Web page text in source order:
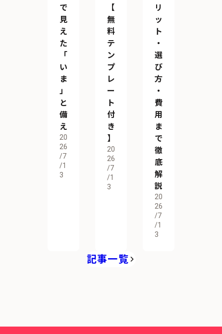
で
見
え
た
「
い
ま
」
と
備
え
20
26
/7
/1
3
【
無
料
テ
ン
プ
レ
ー
ト
付
き
】
20
26
/7
/1
3
リ
ッ
ト
・
選
び
方
・
費
用
ま
で
徹
底
解
説
20
26
/7
/1
3
記事一覧